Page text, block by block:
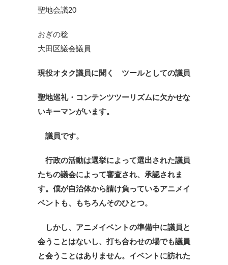
聖地会議20
おぎの稔
大田区議会議員
現役オタク議員に聞く ツールとしての議員
聖地巡礼・コンテンツツーリズムに欠かせな
いキーマンがいます。
議員です。
行政の活動は選挙によって選出された議員
たちの議会によって審査され、承認されま
す。僕が自治体から請け負っているアニメイ
ベントも、もちろんそのひとつ。
しかし、アニメイベントの準備中に議員と
会うことはないし、打ち合わせの場でも議員
と会うことはありません。イベントに訪れた